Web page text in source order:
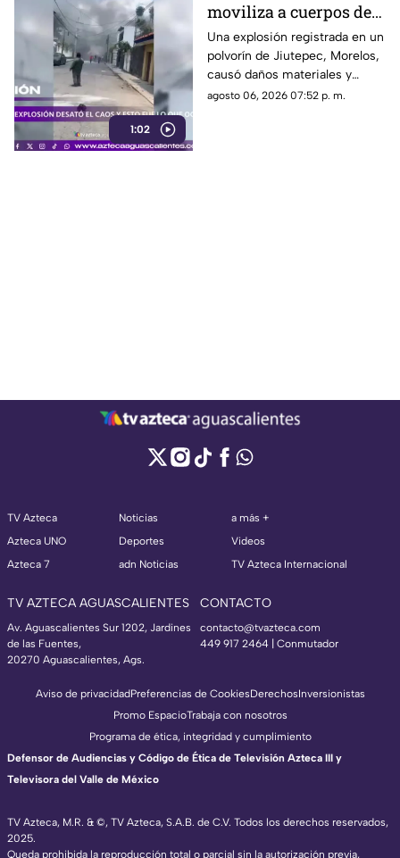
1:02
moviliza a cuerpos de
emergencia
Una explosión registrada en un
polvorín de Jiutepec, Morelos,
causó daños materiales y
generó un operativo de
agosto 06, 2026 07:52 p. m.
TV Azteca
Azteca UNO
Azteca 7
Noticias
Deportes
adn Noticias
a más +
Videos
TV Azteca Internacional
TV AZTECA AGUASCALIENTES
Av. Aguascalientes Sur 1202, Jardines
de las Fuentes,
20270 Aguascalientes, Ags.
CONTACTO
contacto@tvazteca.com
449 917 2464 | Conmutador
TV Azteca, M.R. & ©, TV Azteca, S.A.B. de C.V. Todos los derechos reservados,
2025.
Queda prohibida la reproducción total o parcial sin la autorización previa,
Aviso de privacidadPreferencias de CookiesDerechosInversionistas
Promo EspacioTrabaja con nosotros
Programa de ética, integridad y cumplimiento
Defensor de Audiencias y Código de Ética de Televisión Azteca III y
Televisora del Valle de México